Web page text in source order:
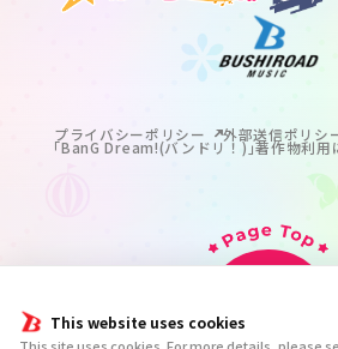
This website uses cookies
プライバシーポリシー 外部送信ポリシ
｢BanG Dream!(バンドリ！)｣著作物利用
掲載の記事・写真・イラスト等のすべ